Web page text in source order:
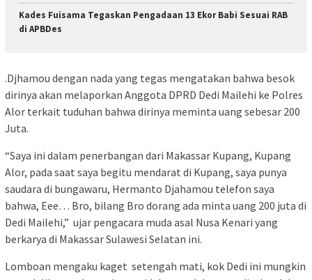
Kades Fuisama Tegaskan Pengadaan 13 Ekor Babi Sesuai RAB
di APBDes
.Djhamou dengan nada yang tegas mengatakan bahwa besok
dirinya akan melaporkan Anggota DPRD Dedi Mailehi ke Polres
Alor terkait tuduhan bahwa dirinya meminta uang sebesar 200
Juta.
“Saya ini dalam penerbangan dari Makassar Kupang, Kupang
Alor, pada saat saya begitu mendarat di Kupang, saya punya
saudara di bungawaru, Hermanto Djahamou telefon saya
bahwa, Eee… Bro, bilang Bro dorang ada minta uang 200 juta di
Dedi Mailehi,” ujar pengacara muda asal Nusa Kenari yang
berkarya di Makassar Sulawesi Selatan ini.
Lomboan mengaku kaget setengah mati, kok Dedi ini mungkin